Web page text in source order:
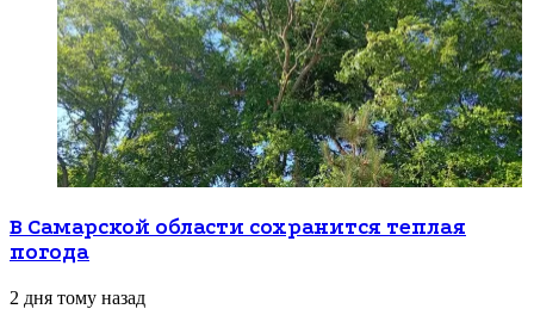
В Самарской области сохранится теплая
погода
2 дня тому назад